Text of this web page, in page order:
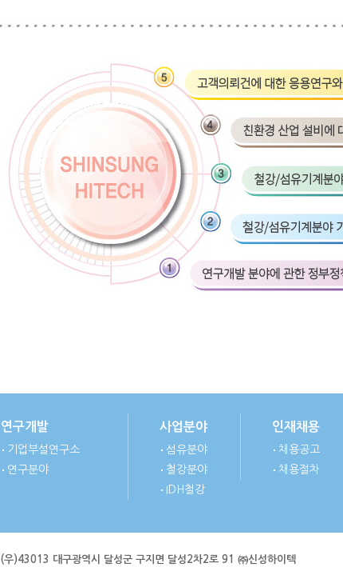
연구개발
기업부설연구소
연구분야
사업분야
섬유분야
철강분야
IDH철강
인재채용
채용공고
채용절차
(우)43013 대구광역시 달성군 구지면 달성2차2로 91 ㈜신성하이텍